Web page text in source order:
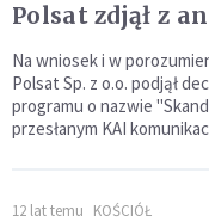
Polsat zdjął z
Na wniosek i w
Polsat Sp. z o.o. podjął
programu o nazwie
przesłanym KAI
12 lat temu KOŚCIÓŁ